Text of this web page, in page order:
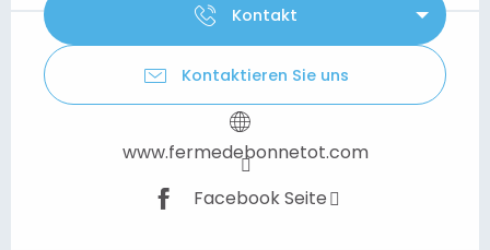
Kontakt
Kontaktieren Sie uns
www.fermedebonnetot.com
Facebook Seite